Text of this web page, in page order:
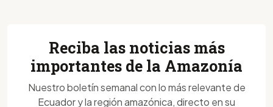
Reciba las noticias más
importantes de la Amazonía
Nuestro boletín semanal con lo más relevante de
Ecuador y la región amazónica, directo en su